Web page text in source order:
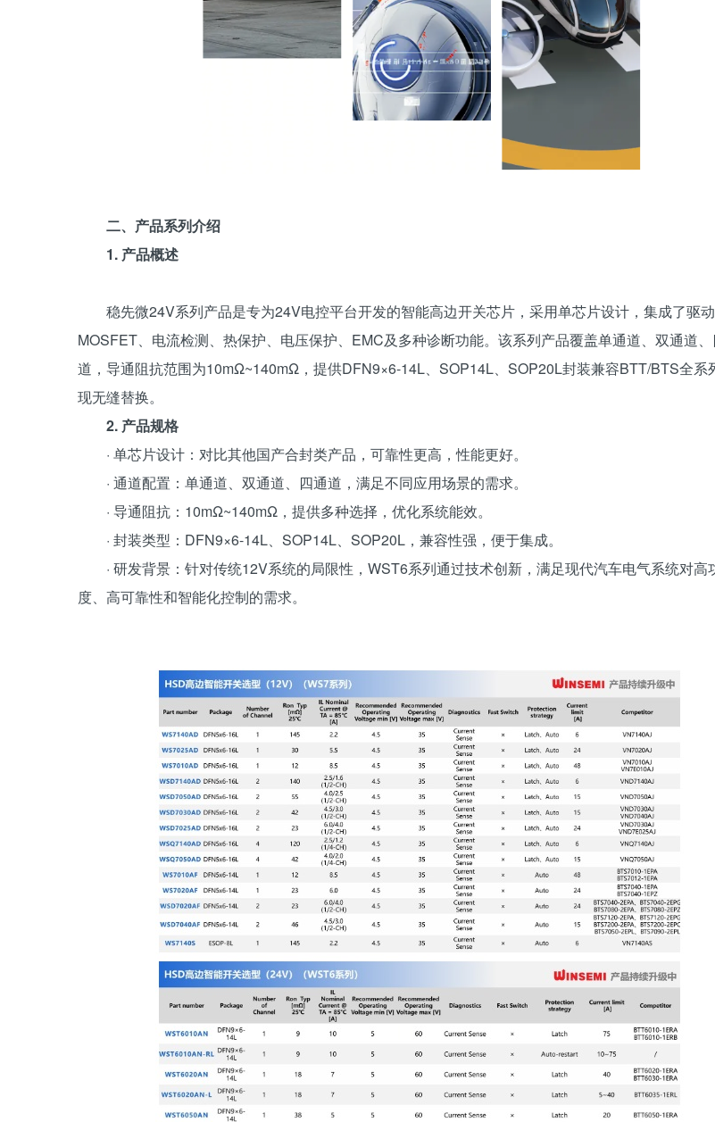
二、产品系列介绍
1. 产品概述
稳先微24V系列产品是专为24V电控平台开发的智能高边开关芯片，采用单芯片设计，集成了驱动
MOSFET、电流检测、热保护、电压保护、EMC及多种诊断功能。该系列产品覆盖单通道、双通道、
道，导通阻抗范围为10mΩ~140mΩ，提供DFN9×6-14L、SOP14L、SOP20L封装兼容BTT/BTS全系
现无缝替换。
2. 产品规格
· 单芯片设计：对比其他国产合封类产品，可靠性更高，性能更好。
· 通道配置：单通道、双通道、四通道，满足不同应用场景的需求。
· 导通阻抗：10mΩ~140mΩ，提供多种选择，优化系统能效。
· 封装类型：DFN9×6-14L、SOP14L、SOP20L，兼容性强，便于集成。
· 研发背景：针对传统12V系统的局限性，WST6系列通过技术创新，满足现代汽车电气系统对高
度、高可靠性和智能化控制的需求。